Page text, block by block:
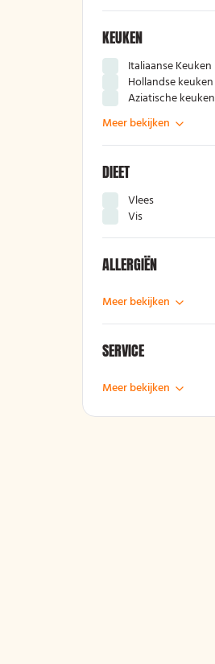
KEUKEN
Italiaanse Keuken
Hollandse keuken
Aziatische keuken
Meer bekijken
DIEET
Vlees
Vis
ALLERGIËN
Meer bekijken
SERVICE
Meer bekijken